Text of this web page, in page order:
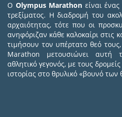
Ο Olympus Marathon είναι
τρεξίματος. Η διαδρομή του
αρχαιότητας, τότε που οι
ανηφόριζαν κάθε καλοκαίρι στις
τιμήσουν τον υπέρτατο θεό
Marathon μετουσιώνει αυτή
αθλητικό γεγονός, με τους
ιστορίας στο θρυλικό «βουνό των